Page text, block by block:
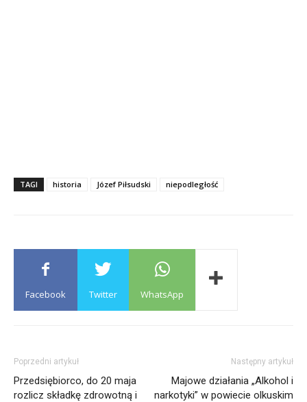
TAGI historia Józef Piłsudski niepodległość
Facebook Twitter WhatsApp
Poprzedni artykuł
Przedsiębiorco, do 20 maja
rozlicz składkę zdrowotną i
Następny artykuł
Majowe działania „Alkohol i
narkotyki” w powiecie olkuskim